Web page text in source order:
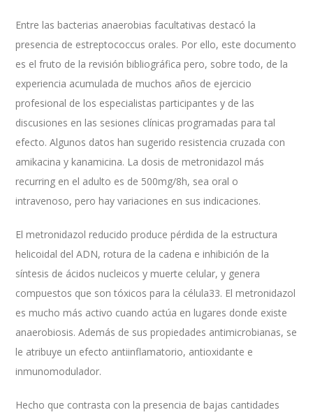
Entre las bacterias anaerobias facultativas destacó la
presencia de estreptococcus orales. Por ello, este documento
es el fruto de la revisión bibliográfica pero, sobre todo, de la
experiencia acumulada de muchos años de ejercicio
profesional de los especialistas participantes y de las
discusiones en las sesiones clínicas programadas para tal
efecto. Algunos datos han sugerido resistencia cruzada con
amikacina y kanamicina. La dosis de metronidazol más
recurring en el adulto es de 500mg/8h, sea oral o
intravenoso, pero hay variaciones en sus indicaciones.
El metronidazol reducido produce pérdida de la estructura
helicoidal del ADN, rotura de la cadena e inhibición de la
síntesis de ácidos nucleicos y muerte celular, y genera
compuestos que son tóxicos para la célula33. El metronidazol
es mucho más activo cuando actúa en lugares donde existe
anaerobiosis. Además de sus propiedades antimicrobianas, se
le atribuye un efecto antiinflamatorio, antioxidante e
inmunomodulador.
Hecho que contrasta con la presencia de bajas cantidades